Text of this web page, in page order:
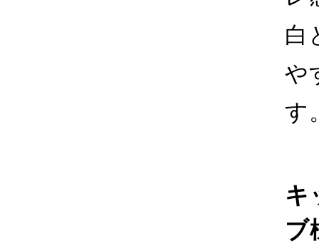
白
や
す
キ
ブ